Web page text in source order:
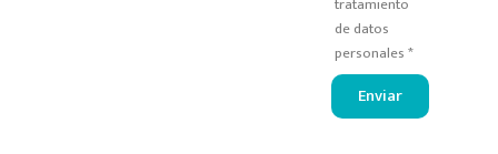
de datos
personales *
Enviar